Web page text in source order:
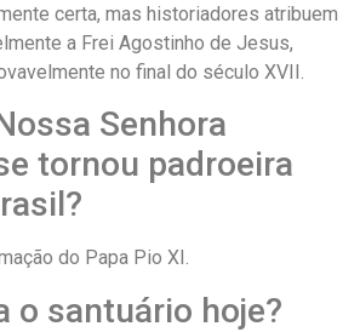
certa, mas historiadores atribuem
a Frei Agostinho de Jesus,
no final do século XVII.
Senhora
tornou padroeira
do Papa Pio XI.
o santuário hoje?